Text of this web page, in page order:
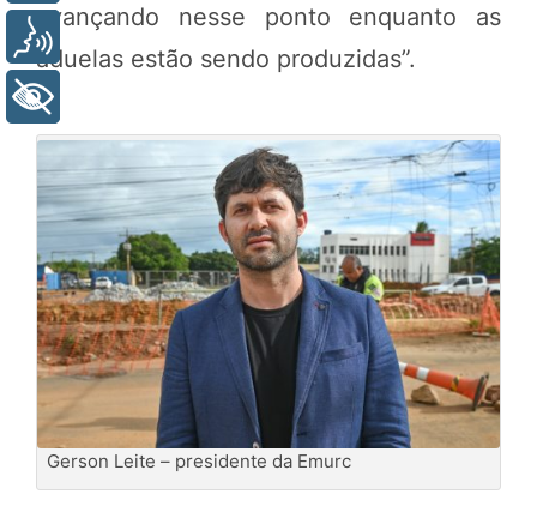
avançando nesse ponto enquanto as
aduelas estão sendo produzidas”.
Gerson Leite – presidente da Emurc
Voz